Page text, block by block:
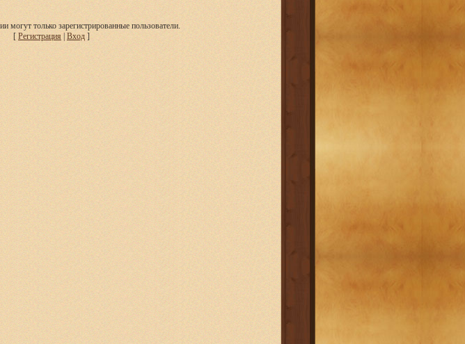
могут только зарегистрированные пользователи.
[ Регистрация Вход ]